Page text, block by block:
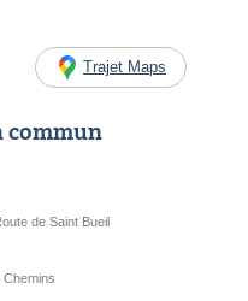
Trajet Maps
commun
de Saint Bueil